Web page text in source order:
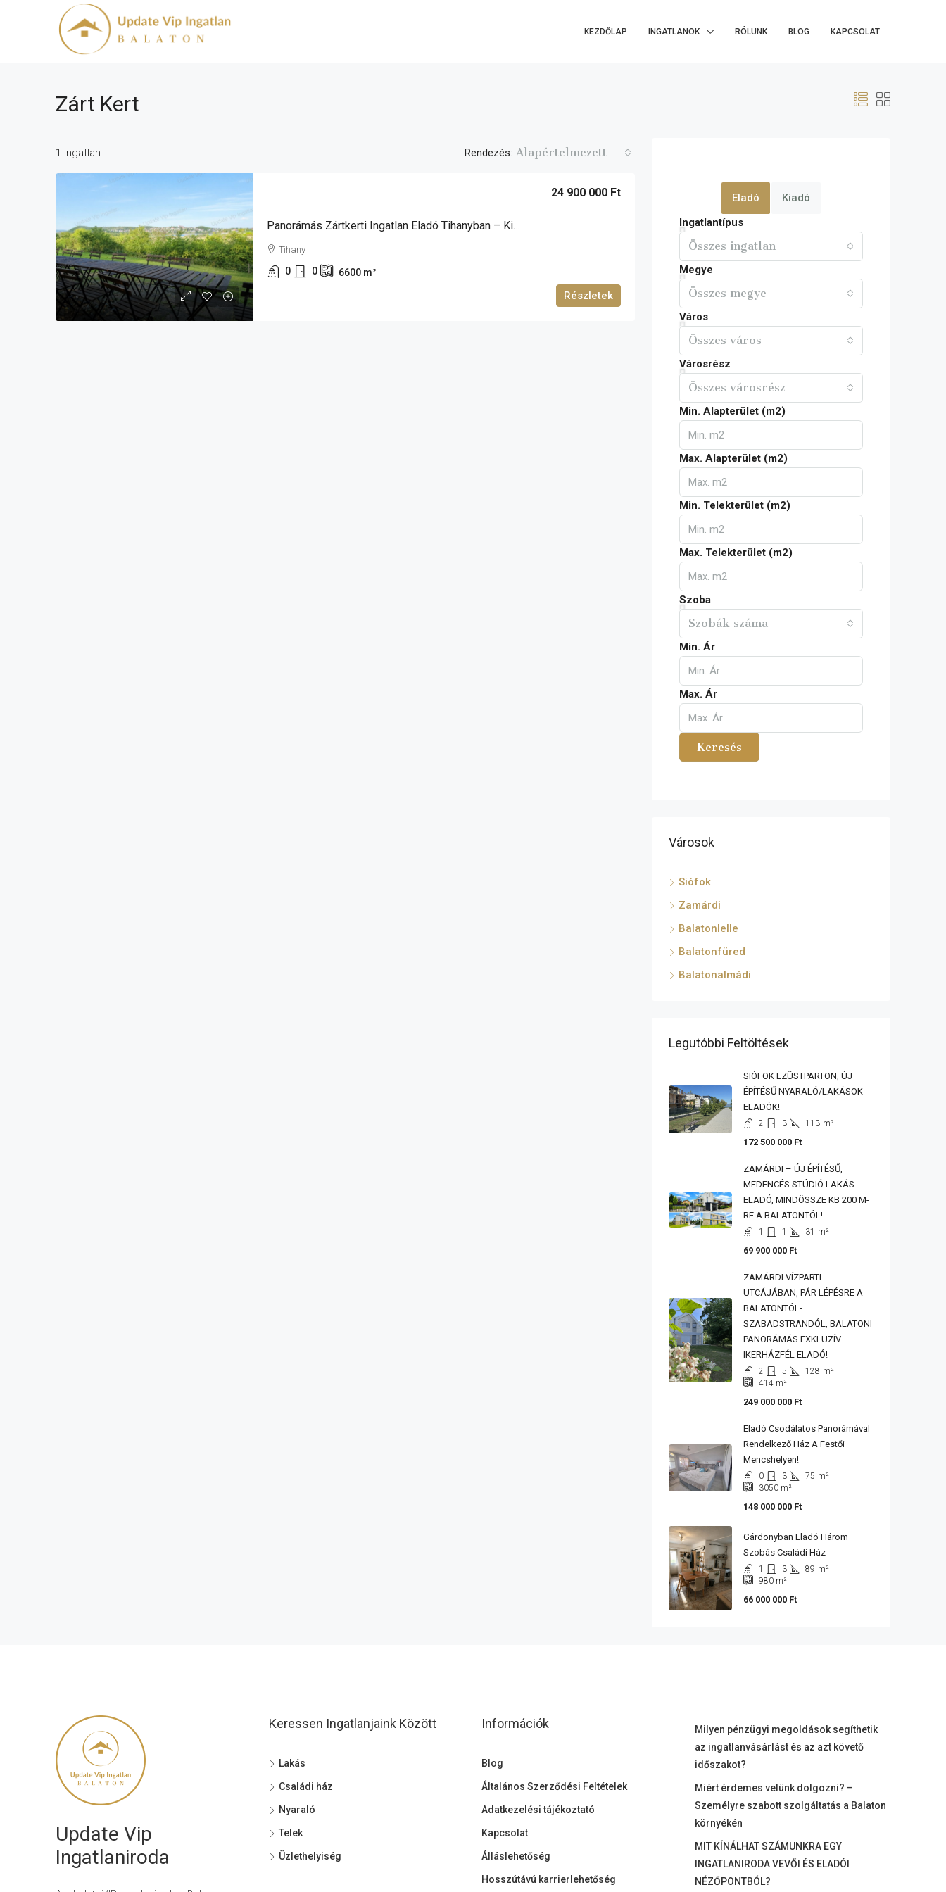
KEZDŐLAP INGATLANOK RÓLUNK BLOG KAPCSOLAT
Zárt Kert
1 Ingatlan Rendezés: Alapértelmezett
Panorámás Zártkerti Ingatlan Eladó Tihanyban – Kivételes Adottságokkal!
24 900 000 Ft
Tihany
0 0 6600 m²
Részletek
Eladó
Kiadó
Ingatlantípus
Összes ingatlan
Megye
Összes megye
Város
Összes város
Városrész
Összes városrész
Min. Alapterület (m2)
Max. Alapterület (m2)
Min. Telekterület (m2)
Max. Telekterület (m2)
Szoba
Szobák száma
Min. Ár
Max. Ár
Keresés
Városok
Siófok
Zamárdi
Balatonlelle
Balatonfüred
Balatonalmádi
Legutóbbi Feltöltések
SIÓFOK EZÜSTPARTON, ÚJ
ÉPÍTÉSŰ NYARALÓ/LAKÁSOK
ELADÓK!
2 3 113 m²
172 500 000 Ft
ZAMÁRDI – ÚJ ÉPÍTÉSŰ,
MEDENCÉS STÚDIÓ LAKÁS
ELADÓ, MINDÖSSZE KB 200 M-
RE A BALATONTÓL!
1 1 31 m²
69 900 000 Ft
ZAMÁRDI VÍZPARTI
UTCÁJÁBAN, PÁR LÉPÉSRE A
BALATONTÓL-
SZABADSTRANDÓL, BALATONI
PANORÁMÁS EXKLUZÍV
IKERHÁZFÉL ELADÓ!
2 5 128 m²
414 m²
249 000 000 Ft
Eladó Csodálatos Panorámával
Rendelkező Ház A Festői
Mencshelyen!
0 3 75 m²
3050 m²
148 000 000 Ft
Gárdonyban Eladó Három
Szobás Családi Ház
1 3 89 m²
980 m²
66 000 000 Ft
Update Vip
Ingatlaniroda
Keressen Ingatlanjaink Között
Lakás
Családi ház
Nyaraló
Telek
Üzlethelyiség
Információk
Blog
Általános Szerződési Feltételek
Adatkezelési tájékoztató
Kapcsolat
Álláslehetőség
Hosszútávú karrierlehetőség
Milyen pénzügyi megoldások segíthetik
az ingatlanvásárlást és az azt követő
időszakot?
Miért érdemes velünk dolgozni? –
Személyre szabott szolgáltatás a Balaton
környékén
MIT KÍNÁLHAT SZÁMUNKRA EGY
INGATLANIRODA VEVŐI ÉS ELADÓI
NÉZŐPONTBÓL?